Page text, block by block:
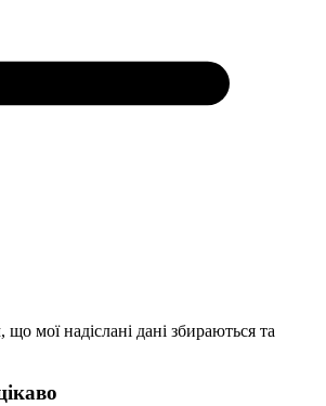
мої надіслані дані збираються та